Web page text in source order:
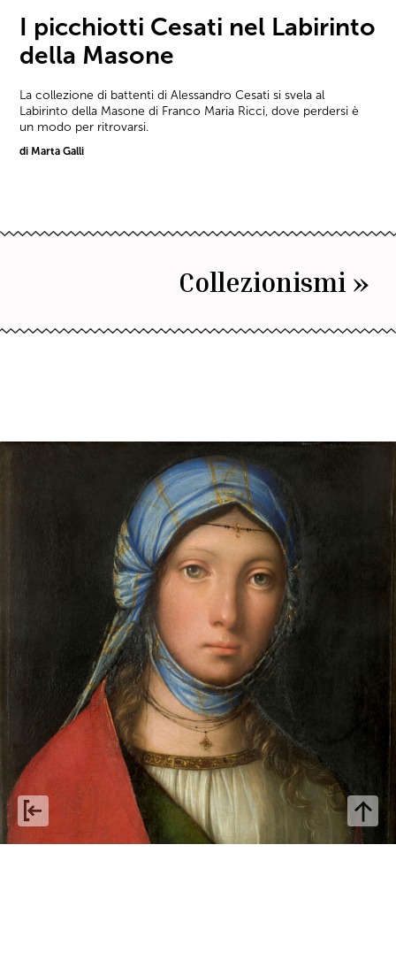
I picchiotti Cesati nel Labirinto
della Masone
La collezione di battenti di Alessandro Cesati si svela al
Labirinto della Masone di Franco Maria Ricci, dove perdersi è
un modo per ritrovarsi.
di Marta Galli
Collezionismi »